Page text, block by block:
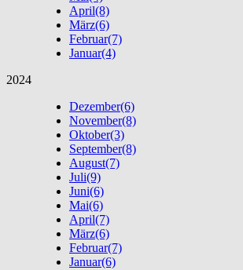
April(8)
März(6)
Februar(7)
Januar(4)
2024
Dezember(6)
November(8)
Oktober(3)
September(8)
August(7)
Juli(9)
Juni(6)
Mai(6)
April(7)
März(6)
Februar(7)
Januar(6)